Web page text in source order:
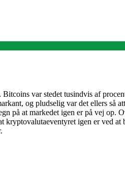
var stedet tusindvis af
og pludselig var det ellers så
på at markedet igen er på vej
igen er ved